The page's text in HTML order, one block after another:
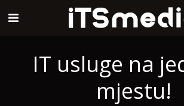
IT usluge na
mjestu!